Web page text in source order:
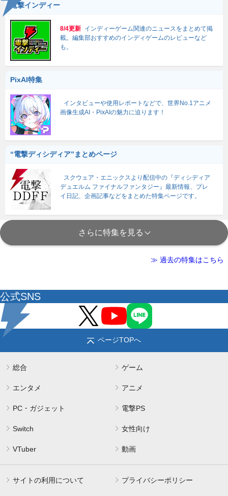
電撃インディー
8/4更新 インディーゲーム関連のニュースをまとめて掲
載。編集部おすすめのインディゲームのレビューなど
も。
PixAI特集
インタビューや使用レポートなどで、世界No.1アニメ
画像生成AI・PixAIの魅力に迫ります！
“電撃ディシディア”まとめページ
スクウェア・エニックスより配信中の『ディシディア
デュエルム ファイナルファンタジー』最新情報、プレ
イ日記、企画記事などをまとめた特集ページです。
さらに特集を見る
≫ 過去の特集はこちら
公式SNS
ページTOPへ
総合 ゲーム
エンタメ アニメ
PC・ガジェット 電撃PS
Switch 女性向け
VTuber 動画
サイトの利用について プライバシーポリシー